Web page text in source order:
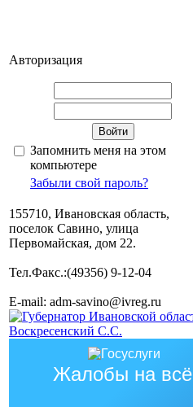
Авторизация
Запомнить меня на этом
компьютере
Забыли свой пароль?
155710, Ивановская область,
поселок Савино, улица
Первомайская, дом 22.
Тел.Факс.:(49356) 9-12-04
E-mail: adm-savino@ivreg.ru
Жалобы на всё